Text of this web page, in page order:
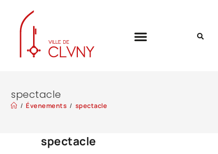
spectacle
/ Évenements / spectacle
spectacle